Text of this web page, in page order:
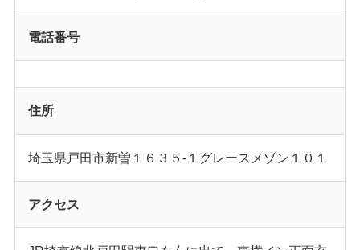
電話番号
住所
埼玉県戸田市新曽１６３５-１グレースメゾン１０１
アクセス